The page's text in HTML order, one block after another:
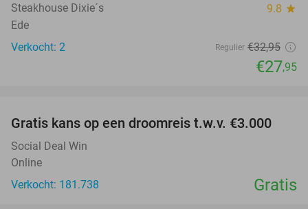
Steakhouse Dixie´s 9.8 star
Ede
Verkocht: 2
Regulier €32,95
€27,95
Gratis kans op een droomreis t.w.v. €3.000
Social Deal Win
Online
Verkocht: 181.738
Gratis